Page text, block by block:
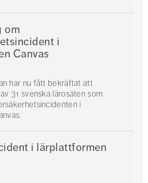
om
i
Canvas
har nu fått bekräftat att
31 svenska lärosäten som
i
i lärplattformen